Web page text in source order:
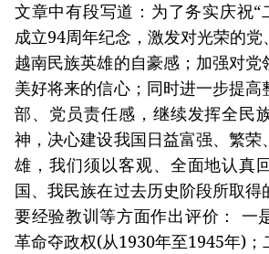
文章中有段写道：为了务实庆祝“
成立94周年纪念，激发对光荣的党
越南民族英雄的自豪感；加强对
美好将来的信心；同时进一步提
部、党员责任感，继续发挥全民
神，决心建设我国日益富强、繁荣
雄，我们须以客观、全面地认真
国、我民族在过去历史阶段所取得
要经验教训等方面作出评价： 一
革命夺政权(从1930年至1945年)；